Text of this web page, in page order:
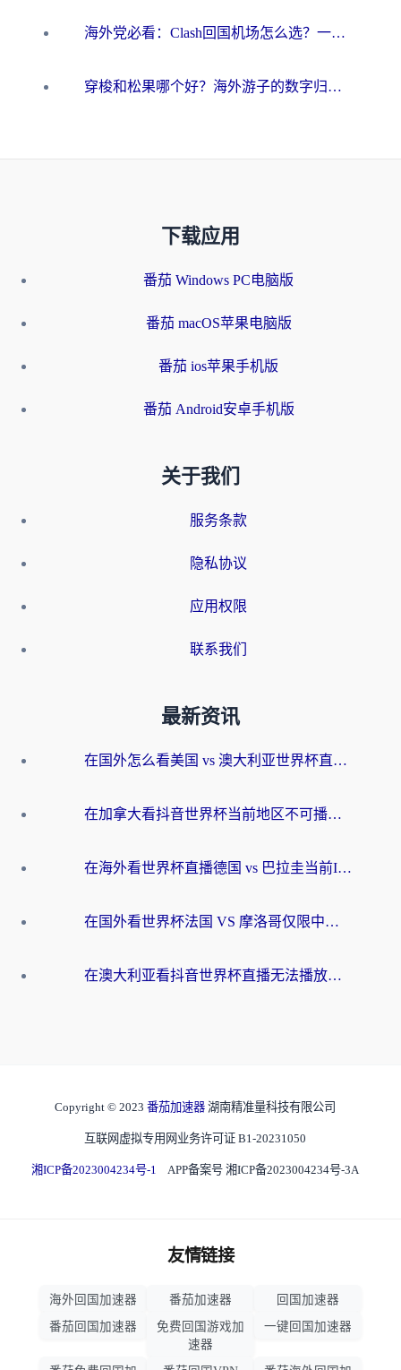
海外党必看：Clash回国机场怎么选？一篇搞定无缝访问国内资源的全攻略
穿梭和松果哪个好？海外游子的数字归乡路，到底该怎么选
下载应用
番茄 Windows PC电脑版
番茄 macOS苹果电脑版
番茄 ios苹果手机版
番茄 Android安卓手机版
关于我们
服务条款
隐私协议
应用权限
联系我们
最新资讯
在国外怎么看美国 vs 澳大利亚世界杯直播？海外党必藏的中文解说观赛指南
在加拿大看抖音世界杯当前地区不可播放？海外党体育观赛终极指南
在海外看世界杯直播德国 vs 巴拉圭当前IP受限制？这篇指南帮你轻松解决地区限制
在国外看世界杯法国 VS 摩洛哥仅限中国大陆？别让地域限制拦下你的欢呼
在澳大利亚看抖音世界杯直播无法播放？海外党体育观赛终极指南来了！
Copyright © 2023 番茄加速器 湖南精准量科技有限公司
互联网虚拟专用网业务许可证 B1-20231050
湘ICP备2023004234号-1 APP备案号 湘ICP备2023004234号-3A
友情链接
海外回国加速器 番茄加速器
回国加速器
番茄回国加速器
免费回国游戏加
速器
一键回国加速器